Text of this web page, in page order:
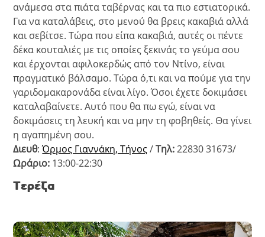
ανάμεσα στα πιάτα ταβέρνας και τα πιο εστιατορικά.
Για να καταλάβεις, στο μενού θα βρεις κακαβιά αλλά
και σεβίτσε. Τώρα που είπα κακαβιά, αυτές οι πέντε
δέκα κουταλιές με τις οποίες ξεκινάς το γεύμα σου
και έρχονται αφιλοκερδώς από τον Ντίνο, είναι
πραγματικό βάλσαμο. Τώρα ό,τι και να πούμε για την
γαριδομακαρονάδα είναι λίγο. Όσοι έχετε δοκιμάσει
καταλαβαίνετε. Αυτό που θα πω εγώ, είναι να
δοκιμάσεις τη λευκή και να μην τη φοβηθείς. Θα γίνει
η αγαπημένη σου.
Διευθ:Όρμος Γιαννάκη, Τήνος/Τηλ:22830 31673/
Ωράριο: 13:00-22:30
Τερέζα